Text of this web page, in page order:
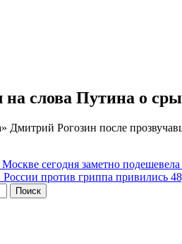
на слова Путина о
Дмитрий Рогозин после
сегодня заметно подешевела
против гриппа привились